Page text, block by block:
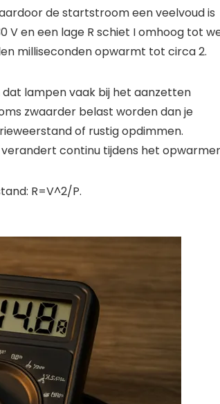
de startstroom een veelvoud is
V en een lage R schiet I omhoog tot
milliseconden opwarmt tot circa 2.
dat lampen vaak bij het aanzetten
zwaarder belast worden dan je
of rustig opdimmen.
continu tijdens het
R=V^2/P.